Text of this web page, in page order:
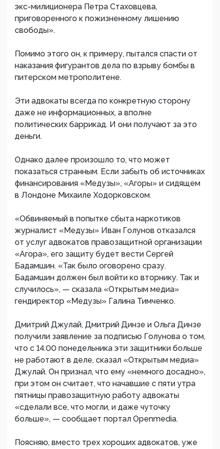
экс-милиционера Петра Стаховцева,
приговоренного к пожизненному лишению
свободы».
Помимо этого он, к примеру, пытался спасти от
наказания фигурантов дела по взрыву бомбы в
питерском метрополитене.
Эти адвокаты всегда по конкретную сторону
даже не информационных, а вполне
политических баррикад. И они получают за это
деньги.
Однако далее произошло то, что может
показаться странным. Если забыть об источниках
финансирования «Медузы», «Агоры» и сидящем
в Лондоне Михаиле Ходорковском.
«Обвиняемый в попытке сбыта наркотиков
журналист «Медузы» Иван Голунов отказался
от услуг адвокатов правозащитной организации
«Агора», его защиту будет вести Сергей
Бадамшин. «Так было оговорено сразу.
Бадамшин должен был войти ко вторнику. Так и
случилось», — сказала «Открытым медиа»
гендиректор «Медузы» Галина Тимченко.
Дмитрий Джулай, Дмитрий Динзе и Ольга Динзе
получили заявление за подписью Голунова о том,
что с 14.00 понедельника эти защитники больше
не работают в деле, сказал «Открытым медиа»
Джулай. Он признал, что ему «немного досадно»,
при этом он считает, что начавшие с пяти утра
пятницы правозащитную работу адвокаты
«сделали все, что могли, и даже чуточку
больше», — сообщает портал Openmedia.
Поясняю, вместо трех хороших адвокатов, уже